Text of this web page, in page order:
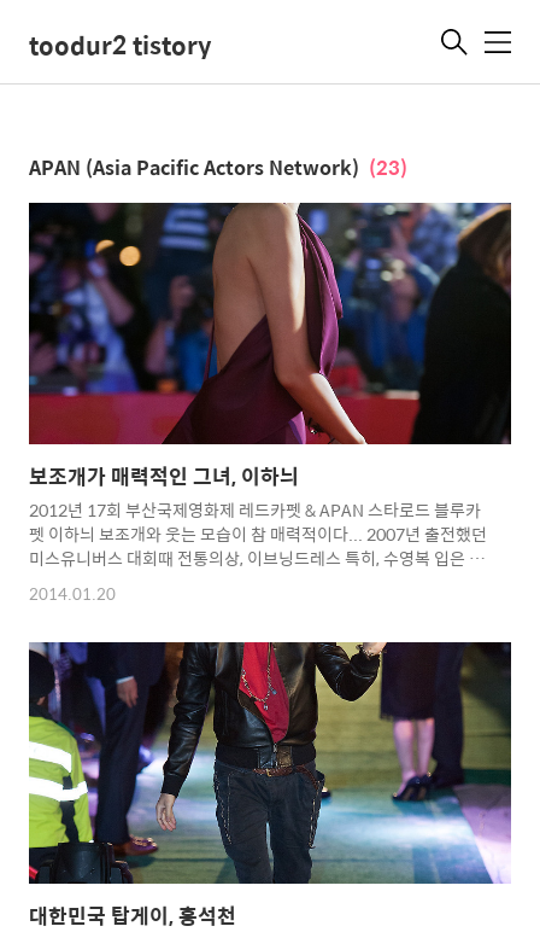
toodur2 tistory 메
APAN (Asia Pacific Actors Network) (23)
보조개가 매력적인 그녀, 이하늬
2012년 17회 부산국제영화제 레드카펫 & APAN 스타로드 블루카
펫 이하늬 보조개와 웃는 모습이 참 매력적이다... 2007년 출전했던
미스유니버스 대회때 전통의상, 이브닝드레스 특히, 수영복 입은 모
습과 복근은 최고였던 걸로 기억이 나네요... 아마, 대회에서 4위를
했죠? Copyright 2014. toodur2 All pictures cannot be
pictures cannot be copied without permission.
2014.01.20
대한민국 탑게이, 홍석천